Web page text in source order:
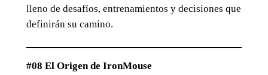
lleno de desafíos, entrenamientos y decisiones que
definirán su camino.
#08 El Origen de IronMouse